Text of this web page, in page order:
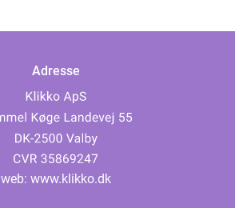
Adresse
web: www.klikko.dk